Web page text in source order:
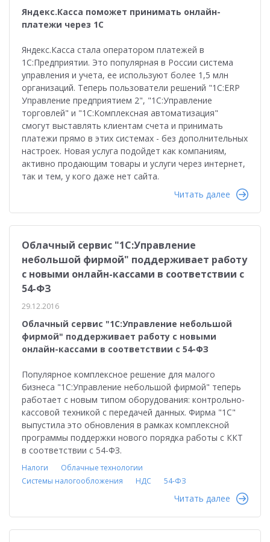
Яндекс.Касса поможет принимать онлайн-
платежи через 1С
Яндекс.Касса стала оператором платежей в
1С:Предприятии. Это популярная в России система
управления и учета, ее используют более 1,5 млн
организаций. Теперь пользователи решений "1С:ERP
Управление предприятием 2", "1С:Управление
торговлей" и "1С:Комплексная автоматизация"
смогут выставлять клиентам счета и принимать
платежи прямо в этих системах - без дополнительных
настроек. Новая услуга подойдет как компаниям,
активно продающим товары и услуги через интернет,
так и тем, у кого даже нет сайта.
Читать далее
Облачный сервис "1С:Управление
небольшой фирмой" поддерживает работу
с новыми онлайн-кассами в соответствии с
54-ФЗ
29.12.2016
Облачный сервис "1С:Управление небольшой
фирмой" поддерживает работу с новыми
онлайн-кассами в соответствии с 54-ФЗ
Популярное комплексное решение для малого
бизнеса "1С:Управление небольшой фирмой" теперь
работает с новым типом оборудования: контрольно-
кассовой техникой с передачей данных. Фирма "1С"
выпустила это обновления в рамках комплексной
программы поддержки нового порядка работы с ККТ
в соответствии с 54-ФЗ.
Налоги
Облачные технологии
Системы налогообложения
НДС 54-ФЗ
Читать далее